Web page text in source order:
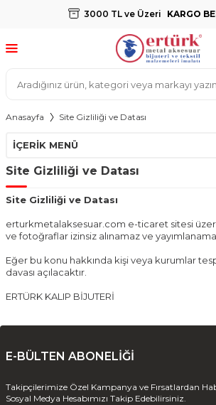
3000 TL ve Üzeri KARGO
Anasayfa Site Gizliliği ve Datası
İÇERIK MENÜ
Site Gizliliği ve Datası
Site Gizliliği ve Datası
erturkmetalaksesuar.com e-ticaret sitesi
ve fotoğraflar izinsiz alınamaz ve
Eğer bu konu hakkında kişi veya kurumlar
davası açılacaktır.
ERTÜRK KALIP BİJUTERİ
E-BÜLTEN ABONELİĞİ
Takipçilerimize Özel Kampanya ve Fırsatlardan
Sosyal Medya Hesabımızı Takip Edebilirsiniz.